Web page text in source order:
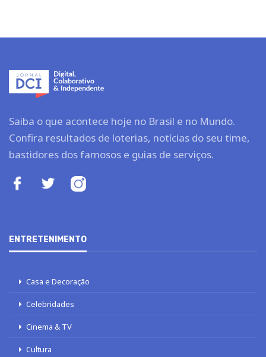
Saiba o que acontece hoje no Brasil e no Mundo.
Confira resultados de loterias, notícias do seu time,
bastidores dos famosos e guias de serviços.
ENTRETENIMENTO
Casa e Decoração
Celebridades
Cinema & TV
Cultura